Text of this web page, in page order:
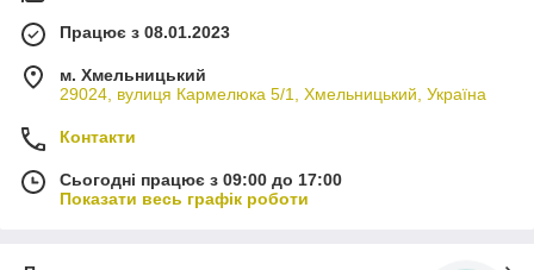
Працює з 08.01.2023
м. Хмельницький
29024, вулиця Кармелюка 5/1, Хмельницький, Україна
Контакти
Сьогодні працює з 09:00 до 17:00
Показати весь графік роботи